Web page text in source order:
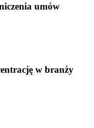
umów
w branży